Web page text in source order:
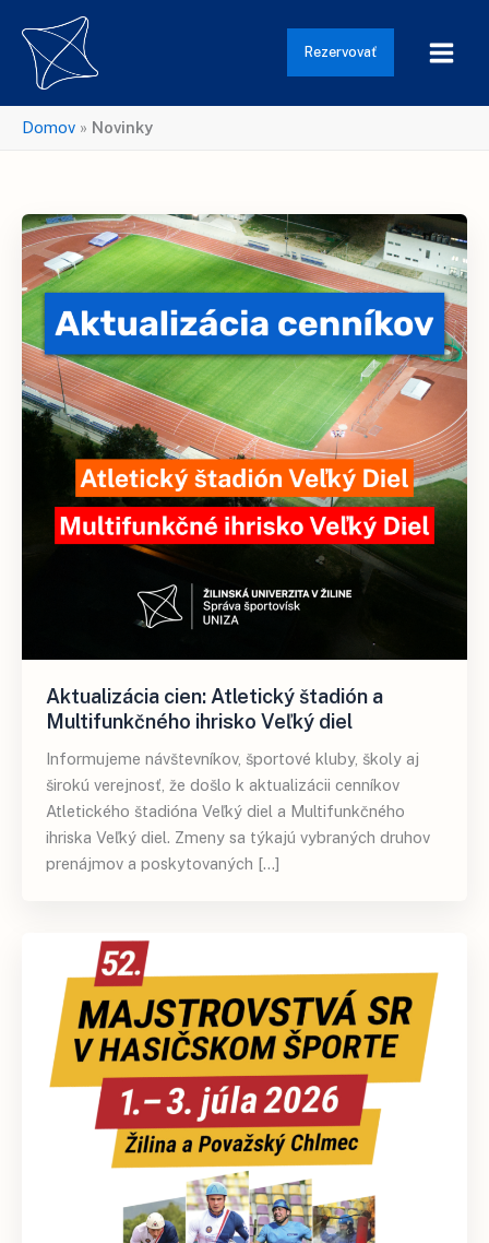
obsah
Rezervovať
Domov » Novinky
Aktualizácia cien: Atletický štadión a
Multifunkčného ihrisko Veľký diel
Informujeme návštevníkov, športové kluby, školy aj
širokú verejnosť, že došlo k aktualizácii cenníkov
Atletického štadióna Veľký diel a Multifunkčného
ihriska Veľký diel. Zmeny sa týkajú vybraných druhov
prenájmov a poskytovaných […]